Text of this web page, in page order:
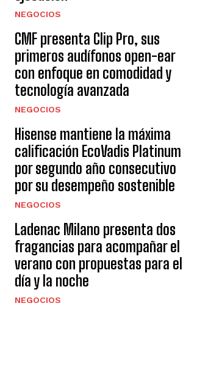
NEGOCIOS
CMF presenta Clip Pro, sus
primeros audífonos open-ear
con enfoque en comodidad y
tecnología avanzada
NEGOCIOS
Hisense mantiene la máxima
calificación EcoVadis Platinum
por segundo año consecutivo
por su desempeño sostenible
NEGOCIOS
Ladenac Milano presenta dos
fragancias para acompañar el
verano con propuestas para el
día y la noche
NEGOCIOS